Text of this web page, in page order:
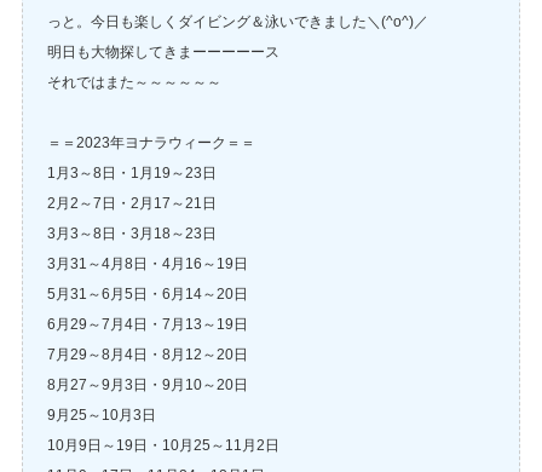
っと。今日も楽しくダイビング＆泳いできました＼(^o^)／
明日も大物探してきまーーーーース
それではまた～～～～～～
＝＝2023年ヨナラウィーク＝＝
1月3～8日・1月19～23日
2月2～7日・2月17～21日
3月3～8日・3月18～23日
3月31～4月8日・4月16～19日
5月31～6月5日・6月14～20日
6月29～7月4日・7月13～19日
7月29～8月4日・8月12～20日
8月27～9月3日・9月10～20日
9月25～10月3日
10月9日～19日・10月25～11月2日